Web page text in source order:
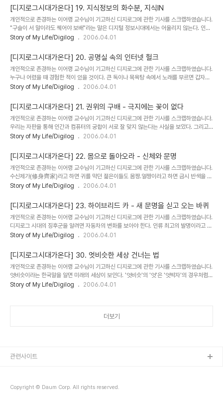
앞에 놓여 있다. 하지만 한국인의 술잔은 너와 나 사이에 있다. 영어로 흥을 인터레스트라고
하는데 그것 역시 사이(inter)에 존재한다(est)는 뜻이니 잔은 사이에 있어야 신명이 난다.
술뿐이겠는가. 아버지와 아들 사이, 남편과 아내 사이, 그리고 친구 사이, 연인 사이 한국인은
'사이'에서 존재하다 '사이'에서 죽는다. 그래서 생존의 삼대 축인 인간(..
[디지로그시대가온다] 19. 지식정보의 화수분, 지식IN
개인적으로 존경하는 이어령 교수님이 기고하신 디지로그에 관한 기사를 스크랩하였습니다.
"구슬이 서 말이라도 꿰어야 보배"라는 말은 디지털 정보시대에서는 어울리지 않는다. 인터
넷 정보의 바다에선 구슬(DB)은 '꿰는 것'이 아니라 '찾는 것'이기 때문이다. 창해일속(滄海
유명한 '구글'이다. 그런데 이상하게도 그 구글이 한국에 오면 골리앗과 다윗의 싸움처럼 되
고 만다. 미국에서는 인터넷 사용자의 39.8%를 차지하고 있다는데 한국에서의 검색시장
점유율은 겨우 1.6%다. 한국 토종 1위 네이버의 68.72%에 비하면 턱도 없는 숫자다(코리
안 클릭 조사 2005년 12월 기준). 물론 숫자만 가지고 단순 비교한다는 것은 ..
Story of My Life/Digilog 2006.04.01
[디지로그시대가온다] 20. 공명실 속의 인터넷 헐크
개인적으로 존경하는 이어령 교수님이 기고하신 디지로그에 관한 기사를 스크랩하였습니다.
누구나 어렸을 때 경험한 적이 있을 것이다. 큰 독이나 목욕탕 속에서 노래를 부르면 갑자기
자기 목소리가 크게 울리면서 도밍고나 파바로티 같은 성악가가 된 느낌을 받는다. 인터넷
색에서 와일드카드로 '*사모'라고 치면 34만8000개의 검색 결과가 뜬다. 물론 중복된 항
목과 한자말의 사모(思慕)까지 합쳐진 숫자를 감안한다 해도 코드 맞는 사람들끼리의 인터
넷 모임이 얼마나 막강한지를 보여준다. 이제는 연설문이나 광고문에서 '강호제현!''사천만
동포'라는 그 구식 정형구가 사라진 것을 보더라도 우리는 이미 수많은 분극화(세그먼트)
사..
Story of My Life/Digilog 2006.04.01
[디지로그시대가온다] 21. 권위의 구배 - 극지에는 꽃이 없다
개인적으로 존경하는 이어령 교수님이 기고하신 디지로그에 관한 기사를 스크랩하였습니다.
우리는 자판을 통해 인간과 컴퓨터의 궁합이 서로 잘 맞지 않는다는 사실을 보았다. 그리고
'공명실 효과'로 인터넷의 사이버와 현실의 두 세계가 또한 엇박자라는 것도 엿볼 수 있었다.
에서도 심상치 않은 틈과 대립이 생겨나고 있다는 느낌을 받았을 것이다. 그렇다면 인터넷의
공명실에서 이제 셸(SHELL) 모델의 (9회 참조) 비행기 안으로 들어갈 때가 된 것 같다. 닭
장(cockpit)으로 불리는 그 좁은 조종실은 현대 문명사회를 그대로 압축해 놓은 밀실이다.
라이브웨어(인간)를 뜻하는 SHELL의 마지막 두 글자(LL)처럼 나란히 놓인..
Story of My Life/Digilog 2006.04.01
[디지로그시대가온다] 22. 몸으로 돌아오라 - 신체와 문명
개인적으로 존경하는 이어령 교수님이 기고하신 디지로그에 관한 기사를 스크랩하였습니다.
수신제가(修身齊家)라고 하면 귀를 막던 젊은이들도 몸짱.얼짱이라고 하면 금시 반색을 할
것이다. 신(身)은 몸이고 가(家)는 집이니 몸집 좋다는 말이나 몸짱이나 크게 다른 것이 없
있다. 그리고 몸 위에 붙은 수(修)라는 한자말도 쉬운 한자가 아니다. 한정된 지면에서 그것
을 풀이하자면 아무래도 로마시대 평민의 반란군을 설득하기 위해 파견됐던 아그리파의 우
화를 빌려오는 수밖에 없다. 그것은 먹고 놀기만 하는 위(胃)에 불만을 품고 반란을 일으킨
손.입.이빨 같은 신체의 구성원들에 대한 이야기다. 위를 굶겨서 굴복시키려고 그들은 서로
짜..
Story of My Life/Digilog 2006.04.01
[디지로그시대가온다] 23. 하이브리드 카 - 새 문명을 싣고 오는 바퀴
개인적으로 존경하는 이어령 교수님이 기고하신 디지로그에 관한 기사를 스크랩하였습니다.
디지로그 시대의 징후군을 알려면 자동차의 변화를 보아야 한다. 인류 최고의 발명이라고 하
는 바퀴와 함께 인간의 문명은 태어났고 (그렇다. 이 지상에는 바퀴 달린 짐승이란 없다) 그
마차, 그리고 증기기관의 동력혁명을 거쳐 오늘의 화석연료로 달리는 자동차-그것들은 모두
가 그 시대의 의미를 비춰주는 움직이는 거울이다. 그런데 지금 고유가 시대, 온실가스 배출
을 규제하는 교토의정서, 석유 자원의 고갈 등 현대 문명사회의 과제 속에서 자동차는 더 이
상 버틸 수 없는 상황이다. 그러기 때문에 석유의 대체연료를 찾고 있는 사람들에게는 제러
미 ..
Story of My Life/Digilog 2006.04.01
[디지로그시대가온다] 30. 엇비슷한 세상 건너는 법
개인적으로 존경하는 이어령 교수님이 기고하신 디지로그에 관한 기사를 스크랩하였습니다.
엇비슷이라는 한국말을 알면 미래의 세상이 보인다. '엇비슷'의 '엇'은 '엇박자'의 경우처럼
서로 다른 것들의 이질성을 나타내는 말이다. '비슷'은 더 말할 것 없이 엇과 반대로 같은 것
'비슷'만 보는 사람이 아날로그인이다. 양자를 함께 보는 인간만이 디지로그의 미래형 인간
Story of My Life/Digilog 2006.04.01
더보기
Copyright © Daum Corp. All rights reserved.
관련사이트